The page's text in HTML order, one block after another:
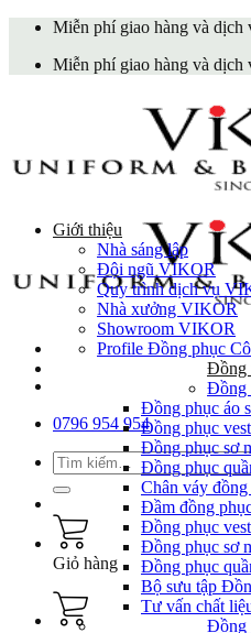
Skip
content
Miễn phí giao hàng và dịch
Miễn phí giao hàng và dịch
0796 954 954
Tìm
kiếm:
Giỏ hàng
Giới thiệu
Nhà sáng lập
Đội ngũ VIKOR
Quy trình dịch vụ
Nhà xưởng VIKOR
Showroom VIKOR
Profile Đồng phục
Đồng
Đồng
Đồng phục áo
Đồng phục
Đồng phục sơ
Đồng phục
Chân váy
Đầm đồng
Đồng phục
Đồng phục sơ
Đồng phục
Bộ sưu tập
Tư vấn chất
Đồng